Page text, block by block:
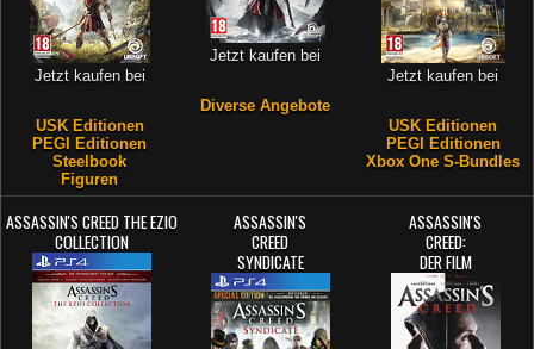
Jetzt kaufen bei
USK Editionen
PEGI Editionen
Steelbook
Figuren
Jetzt kaufen bei
Diverse Angebote
Jetzt kaufen bei
USK Editionen
PEGI Editionen
Xbox One S-Bundles
ASSASSIN'S CREED THE EZIO
COLLECTION
ASSASSIN'S
CREED
SYNDICATE
ASSASSIN'S
CREED:
DER FILM